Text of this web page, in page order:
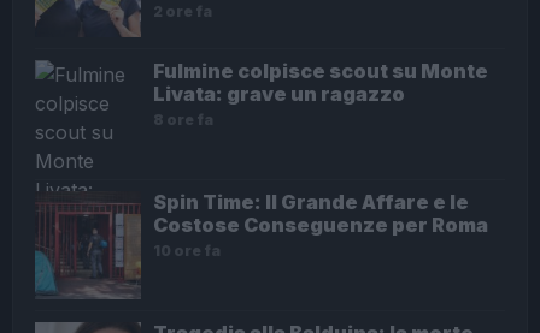
2 ore fa
Fulmine colpisce scout su Monte
Livata: grave un ragazzo
8 ore fa
Spin Time: Il Grande Affare e le
Costose Conseguenze per Roma
10 ore fa